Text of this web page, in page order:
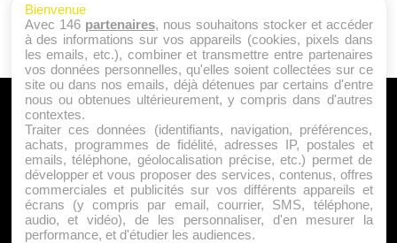
A PROPOS
Qui sommes nous ?
Mentions Légales
Publicité
Politique de Cookies
Contact
Bienvenue
Avec 146 partenaires, nous souhaitons stocker et accéder
à des informations sur vos appareils (cookies, pixels dans
les emails, etc.), combiner et transmettre entre partenaires
vos données personnelles, qu'elles soient collectées sur ce
site ou dans nos emails, déjà détenues par certains d'entre
nous ou obtenues ultérieurement, y compris dans d'autres
contextes.
Traiter ces données (identifiants, navigation, préférences,
achats, programmes de fidélité, adresses IP, postales et
emails, téléphone, géolocalisation précise, etc.) permet de
développer et vous proposer des services, contenus, offres
commerciales et publicités sur vos différents appareils et
écrans (y compris par email, courrier, SMS, téléphone,
audio, et vidéo), de les personnaliser, d'en mesurer la
performance, et d'étudier les audiences.